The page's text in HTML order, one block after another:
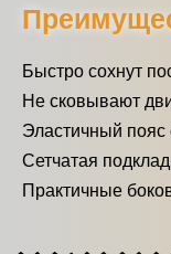
Быстро сохнут
Не сковывают
Эластичный
Сетчатая
Практичные